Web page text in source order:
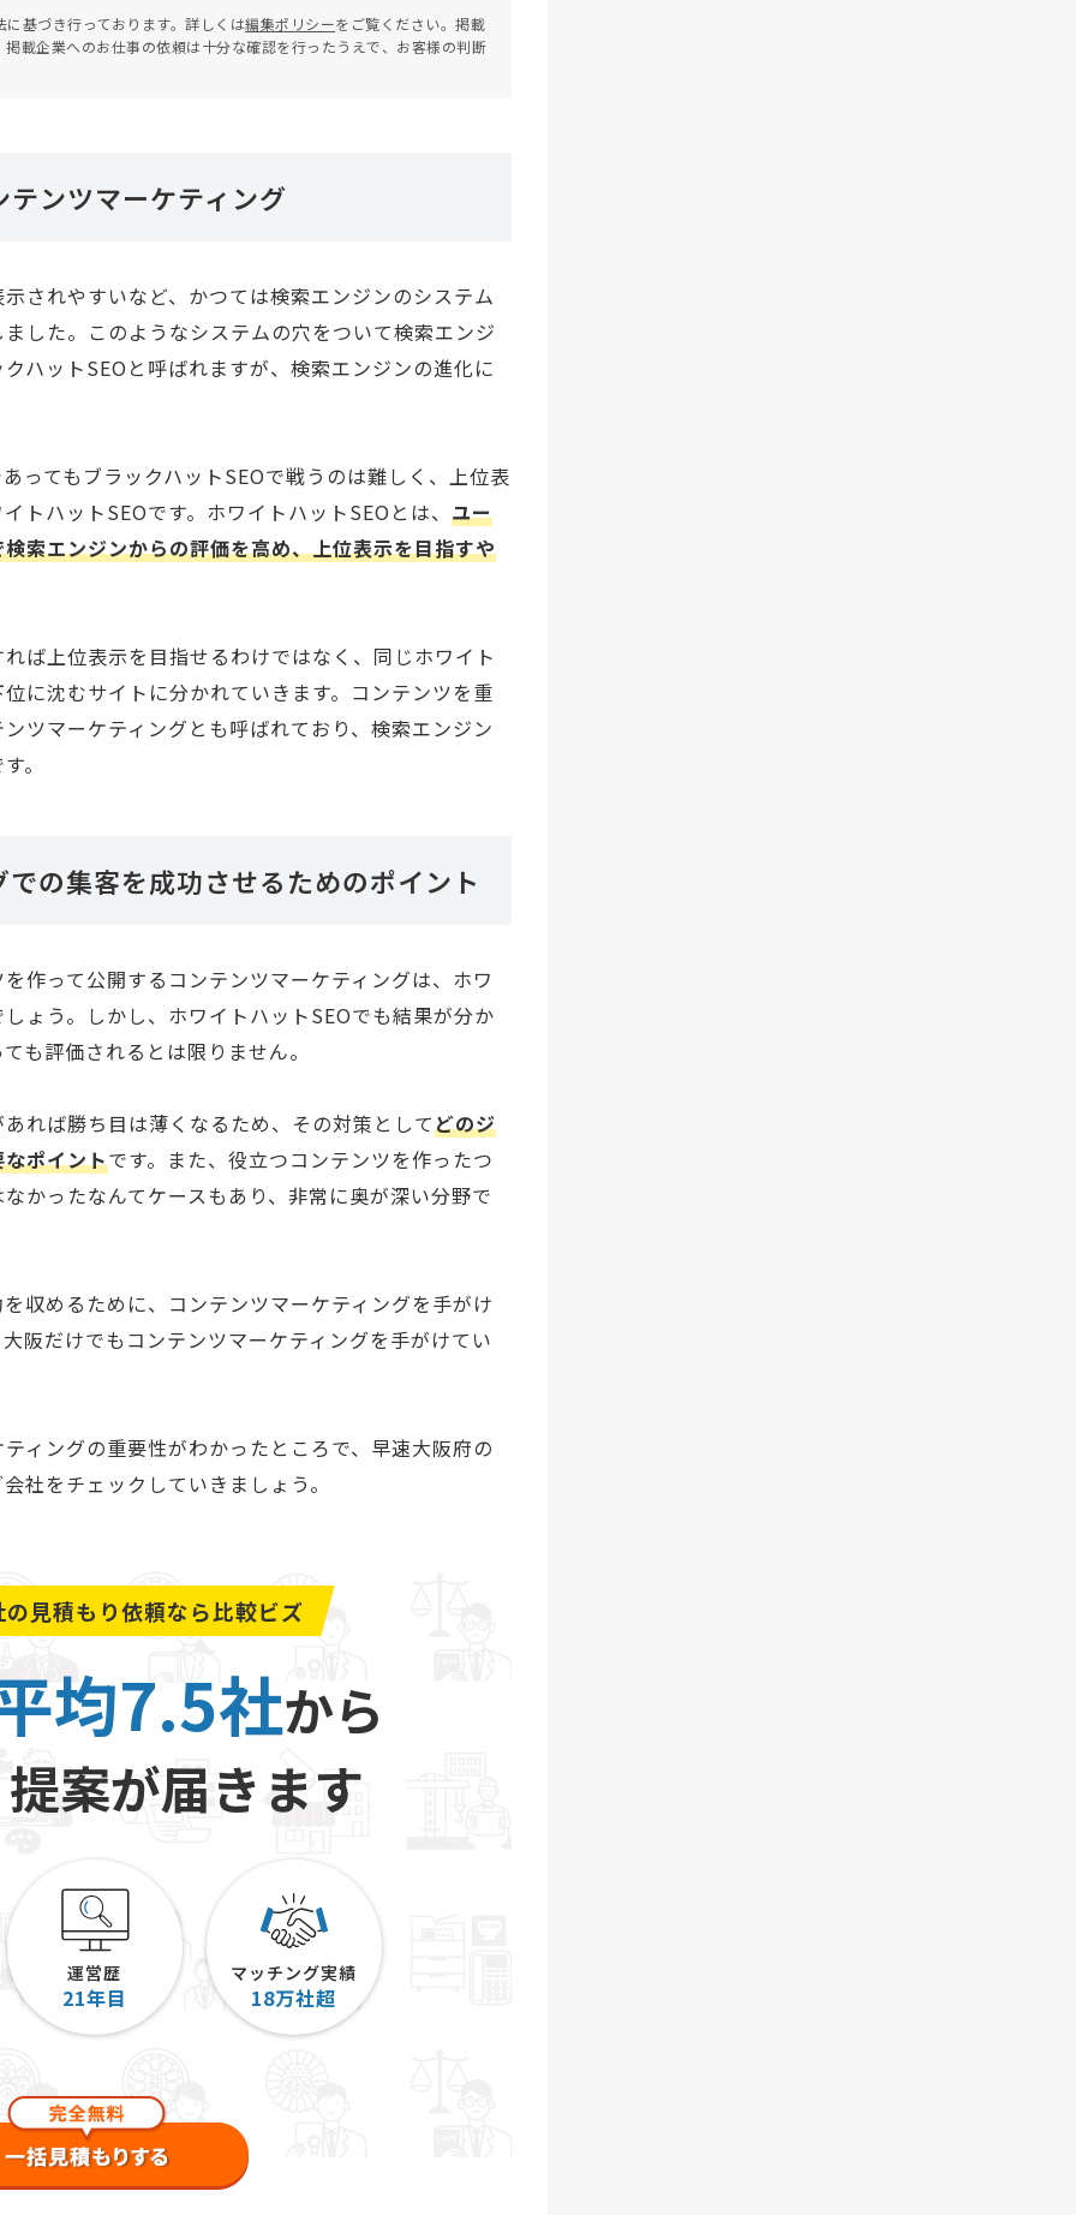
基づき行っております。詳しくは編集ポリシーをご覧ください。掲載
載企業へのお仕事の依頼は十分な確認を行ったうえで、お客様の判断
ンツマーケティング
されやすいなど、かつては検索エンジンのシステム
した。このようなシステムの穴をついて検索エンジ
ハットSEOと呼ばれますが、検索エンジンの進化に
ってもブラックハットSEOで戦うのは難しく、上位表
トハットSEOです。ホワイトハットSEOとは、 ユー
索エンジンからの評価を高め、上位表示を目指すや
ば上位表示を目指せるわけではなく、同じホワイト
に沈むサイトに分かれていきます。コンテンツを重
ツマーケティングとも呼ばれており、検索エンジン
。
の集客を成功させるためのポイント
作って公開するコンテンツマーケティングは、ホワ
ょう。しかし、ホワイトハットSEOでも結果が分か
も評価されるとは限りません。
れば勝ち目は薄くなるため、その対策としてどのジ
ポイントです。また、役立つコンテンツを作ったつ
かったなんてケースもあり、非常に奥が深い分野で
収めるために、コンテンツマーケティングを手がけ
阪だけでもコンテンツマーケティングを手がけてい
ィングの重要性がわかったところで、早速大阪府の
社をチェックしていきましょう。
見積もり依頼なら比較ビズ
均7.5社から
案が届きます
運営歴
21年目
マッチング実績
18万社超